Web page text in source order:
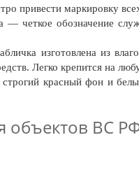
привести маркировку
— четкое обозначение
изготовлена из
Легко крепится на
красный фон и
объектов ВС